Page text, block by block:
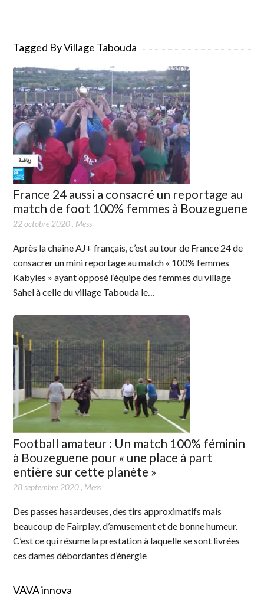
Tagged By Village Tabouda
France 24 aussi a consacré un reportage au
match de foot 100% femmes à Bouzeguene
22 octobre 2020, Mess
Après la chaîne AJ+ français, c’est au tour de France 24 de
consacrer un mini reportage au match « 100% femmes
Kabyles » ayant opposé l’équipe des femmes du village
Sahel à celle du village Tabouda le…
Football amateur : Un match 100% féminin
à Bouzeguene pour « une place à part
entière sur cette planète »
28 septembre 2020, Mess
Des passes hasardeuses, des tirs approximatifs mais
beaucoup de Fairplay, d’amusement et de bonne humeur.
C’est ce qui résume la prestation à laquelle se sont livrées
ces dames débordantes d’énergie
VAVA innova